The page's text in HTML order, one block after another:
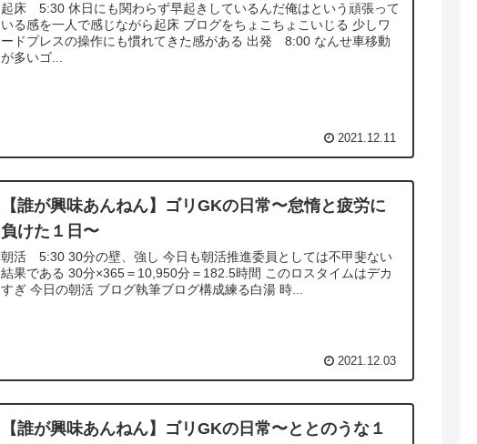
起床 5:30 休日にも関わらず早起きしているんだ俺はという頑張って
いる感を一人で感じながら起床 ブログをちょこちょこいじる 少しワ
ードプレスの操作にも慣れてきた感がある 出発 8:00 なんせ車移動
が多いゴ...
2021.12.11
【誰が興味あんねん】ゴリGKの日常〜怠惰と疲労に
負けた１日〜
朝活 5:30 30分の壁、強し 今日も朝活推進委員としては不甲斐ない
結果である 30分×365＝10,950分＝182.5時間 このロスタイムはデカ
すぎ 今日の朝活 ブログ執筆ブログ構成練る白湯 時...
2021.12.03
【誰が興味あんねん】ゴリGKの日常〜ととのうな１